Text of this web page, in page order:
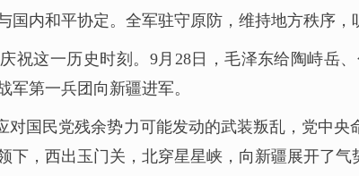
内和平协定。全军驻守原防，维持地方秩序，
祝这一历史时刻。9月28日，毛泽东给陶峙岳
第一兵团向新疆进军。
国民党残余势力可能发动的武装叛乱，党中
下，西出玉门关，北穿星星峡，向新疆展开了